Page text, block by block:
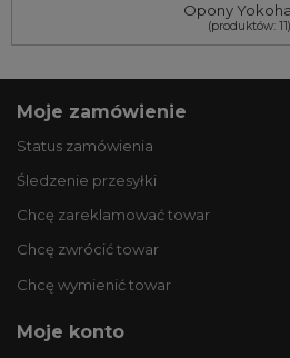
Opony
(produktów: 11)
Moje zamówienie
Status zamówienia
Śledzenie przesyłki
Chcę zareklamować towar
Chcę zwrócić towar
Chcę wymienić towar
Moje konto